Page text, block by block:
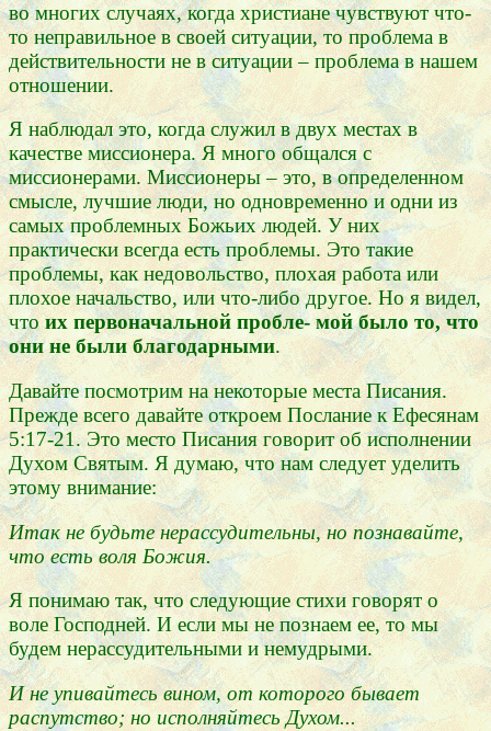
во многих случаях, когда христиане чувствуют что-
то неправильное в своей ситуации, то проблема в
действительности не в ситуации – проблема в нашем
отношении.
Я наблюдал это, когда служил в двух местах в
качестве миссионера. Я много общался с
миссионерами. Миссионеры – это, в определенном
смысле, лучшие люди, но одновременно и одни из
самых проблемных Божьих людей. У них
практически всегда есть проблемы. Это такие
проблемы, как недовольство, плохая работа или
плохое начальство, или что-либо другое. Но я видел,
чтоих первоначальной пробле- мой было то, что
они не были благодарными.
Давайте посмотрим на некоторые места Писания.
Прежде всего давайте откроем Послание к Ефесянам
5:17-21. Это место Писания говорит об исполнении
Духом Святым. Я думаю, что нам следует уделить
этому внимание:
Итак не будьте нерассудительны, но познавайте,
что есть воля Божия.
Я понимаю так, что следующие стихи говорят о
воле Господней. И если мы не познаем ее, то мы
будем нерассудительными и немудрыми.
И не упивайтесь вином, от которого бывает
распутство; но исполняйтесь Духом...